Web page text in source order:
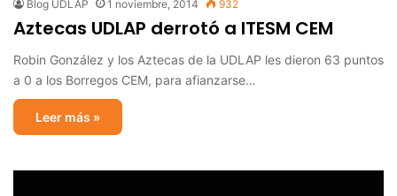
Blog UDLAP 1 noviembre, 2014 932
Aztecas UDLAP derrotó a ITESM CEM
Robin González y los Aztecas de la UDLAP les dieron 63 puntos
a 0 a los Borregos CEM, para afianzarse…
Leer más »